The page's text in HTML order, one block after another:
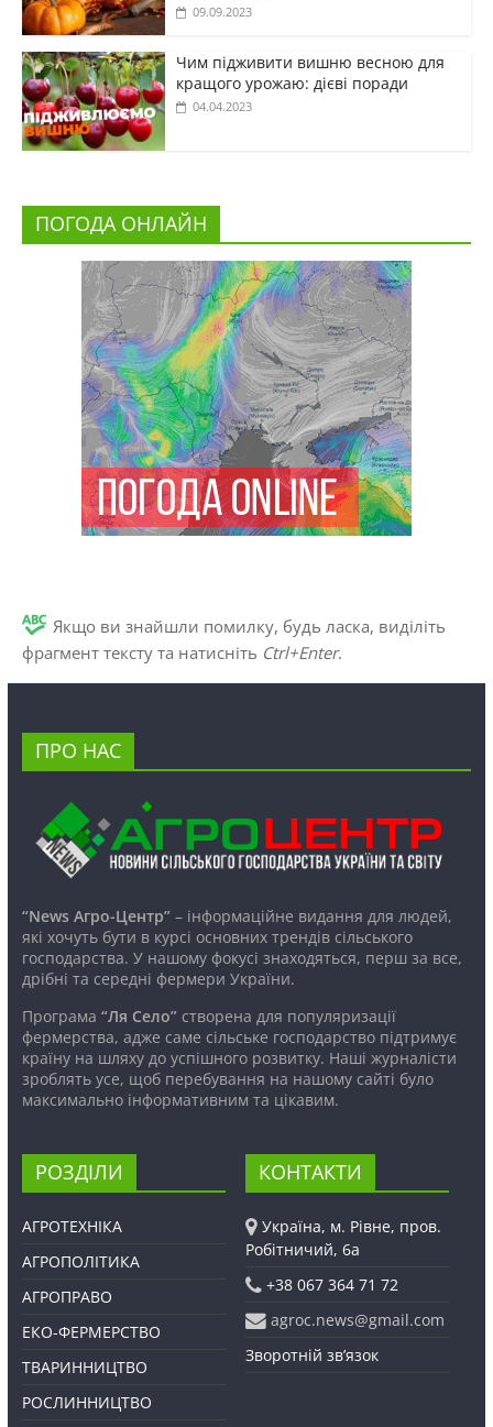
09.09.2023
Чим підживити вишню весною для
кращого урожаю: дієві поради
04.04.2023
ПОГОДА ОНЛАЙН
Якщо ви знайшли помилку, будь ласка, виділіть
фрагмент тексту та натисніть Ctrl+Enter.
ПРО НАС
“News Агро-Центр”– інформаційне видання для людей,
які хочуть бути в курсі основних трендів сільського
господарства. У нашому фокусі знаходяться, перш за все,
дрібні та середні фермери України.
Програма “Ля Село”створена для популяризації
фермерства, адже саме сільське господарство підтримує
країну на шляху до успішного розвитку. Наші журналісти
зроблять усе, щоб перебування на нашому сайті було
максимально інформативним та цікавим.
РОЗДІЛИ
АГРОТЕХНІКА
АГРОПОЛІТИКА
АГРОПРАВО
ЕКО-ФЕРМЕРСТВО
ТВАРИННИЦТВО
РОСЛИННИЦТВО
КОНТАКТИ
Україна, м. Рівне, пров.
Робітничий, 6а
+38 067 364 71 72
agroc.news@gmail.com
Зворотній зв’язок